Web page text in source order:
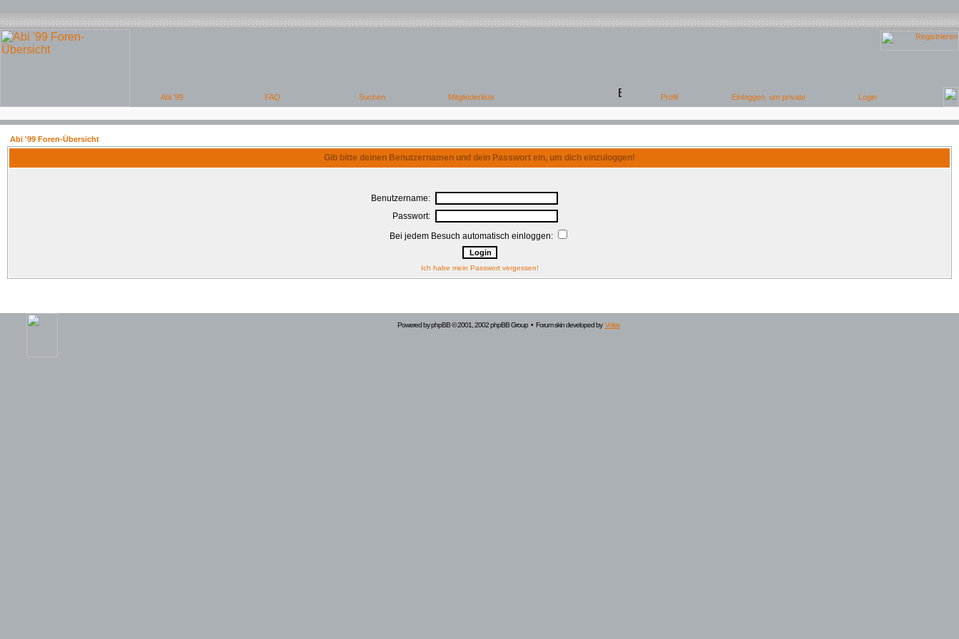
Abi '99 Foren-Übersicht
Gib bitte deinen Benutzernamen und dein Passwort ein, um dich einzuloggen!
Benutzername:
Passwort:
Bei jedem Besuch automatisch einloggen:
Ich habe mein Passwort vergessen!
Powered byphpBB© 2001, 2002 phpBB Group • Forum skin developed by Volize